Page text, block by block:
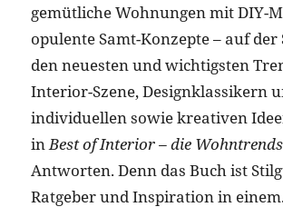
gemütliche Wohnungen mit DIY-
opulente Samt-Konzepte – auf der
den neuesten und wichtigsten
Interior-Szene, Designklassikern
individuellen sowie kreativen
inBest of Interior – die
Antworten. Denn das Buch ist
Ratgeber und Inspiration in